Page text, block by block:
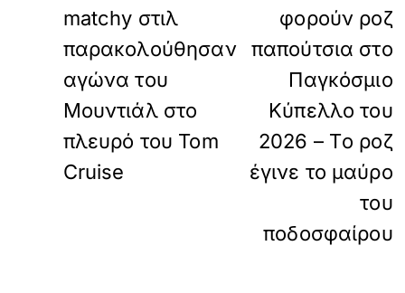
matchy στιλ
παρακολούθησαν
αγώνα του
Μουντιάλ στο
πλευρό του Tom
Cruise
φορούν ροζ
παπούτσια στο
Παγκόσμιο
Κύπελλο του
2026 – Tο ροζ
έγινε το μαύρο
του
ποδοσφαίρου